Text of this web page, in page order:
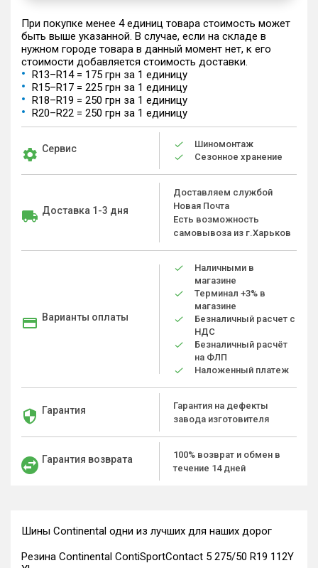
При покупке менее 4 единиц товара стоимость может
быть выше указанной. В случае, если на складе в
нужном городе товара в данный момент нет, к его
стоимости добавляется стоимость доставки.
R13–R14 = 175 грн за 1 единицу
R15–R17 = 225 грн за 1 единицу
R18–R19 = 250 грн за 1 единицу
R20–R22 = 250 грн за 1 единицу
Сервис
Шиномонтаж
Сезонное хранение
Доставка 1-3 дня
Доставляем службой
Новая Почта
Есть возможность
самовывоза из г.Харьков
Варианты оплаты
Наличными в
магазине
Терминал +3% в
магазине
Безналичный расчет с
НДС
Безналичный расчёт
на ФЛП
Наложенный платеж
Гарантия
Гарантия на дефекты
завода изготовителя
Гарантия возврата
100% возврат и обмен в
течение 14 дней
Шины Continental одни из лучших для наших дорог
Резина Continental ContiSportContact 5 275/50 R19 112Y